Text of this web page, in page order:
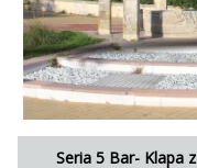
Seria 5 Bar- Klapa z